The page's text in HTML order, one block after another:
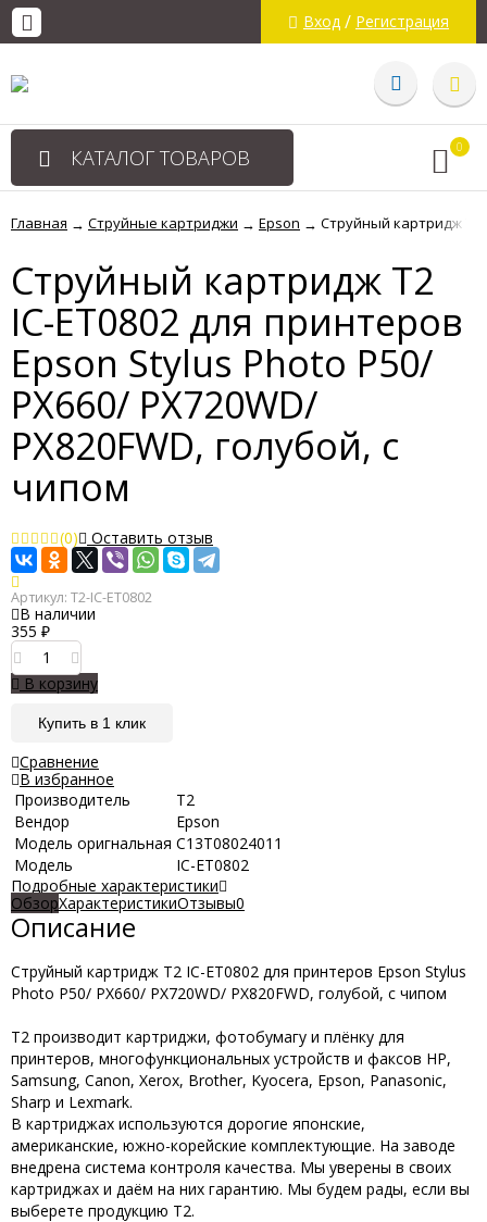
Вход / Регистрация
КАТАЛОГ ТОВАРОВ 0
Главная → Струйные картриджи → Epson → Струйный картридж T2
Струйный картридж T2
IC-ET0802 для принтеров
Epson Stylus Photo P50/
PX660/ PX720WD/
PX820FWD, голубой, с
чипом
(0) Оставить отзыв
Артикул: T2-IC-ET0802
В наличии
355 ₽
В корзину
Купить в 1 клик
Сравнение
В избранное
Производитель
Т2
Вендор
Epson
Модель оригнальная C13T08024011
Модель
IC-ET0802
Подробные характеристики
ОбзорХарактеристикиОтзывы0
Описание
Струйный картридж T2 IC-ET0802 для принтеров Epson Stylus
Photo P50/ PX660/ PX720WD/ PX820FWD, голубой, с чипом
T2 производит картриджи, фотобумагу и плёнку для
принтеров, многофункциональных устройств и факсов HP,
Samsung, Canon, Xerox, Brother, Kyocera, Epson, Panasonic,
Sharp и Lexmark.
В картриджах используются дорогие японские,
американские, южно-корейские комплектующие. На заводе
внедрена система контроля качества. Мы уверены в своих
картриджах и даём на них гарантию. Мы будем рады, если вы
выберете продукцию Т2.